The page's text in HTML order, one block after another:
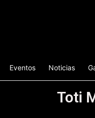
Eventos Noticias
Toti